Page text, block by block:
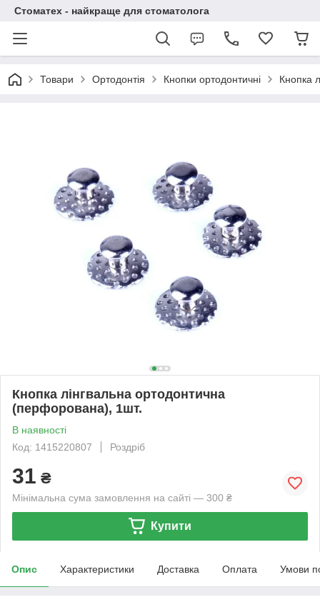
Стоматех - найкраще для стоматолога
Товари Ортодонтія Кнопки ортодонтичні Кнопка
Кнопка лінгвальна ортодонтична
(перфорована), 1шт.
В наявності
Код: 1415220807
Роздріб
31 ₴
Мінімальна сума замовлення на сайті — 300 ₴
Купити
Опис Характеристики Доставка Оплата Умови